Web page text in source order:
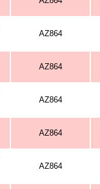
AZ864
AZ864
AZ864
AZ864
AZ864